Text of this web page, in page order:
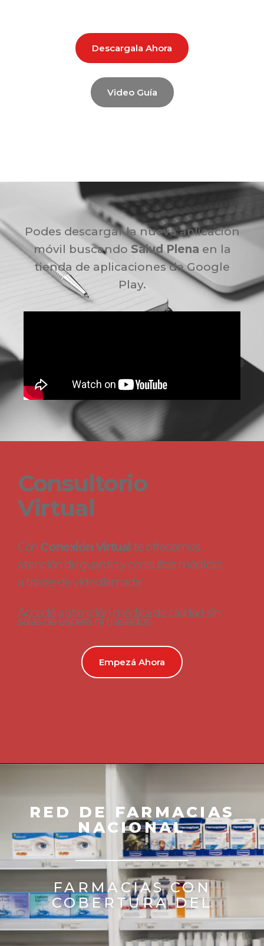
Descargala Ahora
Video Guía
Podes descargar la nueva aplicación
móvil buscando Salud Plena en la
tienda de aplicaciones de Google
Play.
Consultorio
Virtual
Con Conexión Virtual te ofrecemos
atención de guardia y consultas médicas
a través de videollamada.
Accedé a atención médica de calidad sin
salas de espera ni traslados
Empezá Ahora
RED DE FARMACIAS
NACIONAL
FARMACIAS CON
COBERTURA DEL